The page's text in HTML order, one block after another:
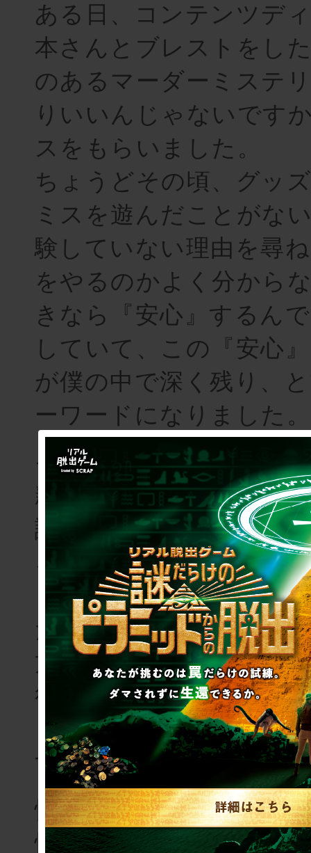
ある日、コンテンツデ
本さんとブレストをし
のあるマーダーミステ
りいいんじゃないです
スをもらいました。
ちょうどその頃、グッ
ミスを遊んだことがな
験していない理由を尋
をやるのかよく分から
きなら『安心』するん
していて、この『安心
が僕の中で深く残り、
ーワードになりました。
そこから謎解きが好き
親しみやすく安心して
謎解きのあるマーダー
ろうと方針が決まりま
もちろん、マーダーミ
だけど謎解きはちょっ
方にも楽しんでもらえ
行ない、感覚としては
き４くらいのバランス
す。
情報を得るために謎を
情報を元に推理をする。